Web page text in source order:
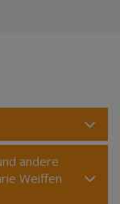
andere
Weiffen